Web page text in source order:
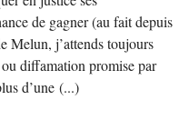
de gagner (au fait depuis
Melun, j’attends toujours
diffamation promise par
d’une (...)